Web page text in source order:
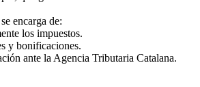
encarga de:
los impuestos.
y bonificaciones.
ante la Agencia Tributaria Catalana.